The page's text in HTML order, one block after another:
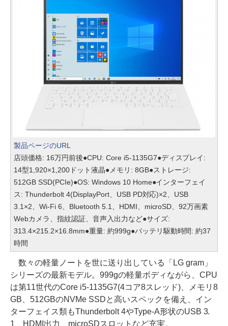
製品ページのURL
店頭価格: 16万円前後●CPU: Core i5-1135G7●ディスプレイ:
14型1,920×1,200ドット液晶●メモリ: 8GB●ストレージ:
512GB SSD(PCIe)●OS: Windows 10 Home●インターフェイ
ス: Thunderbolt 4(DisplayPort、USB PD対応)×2、USB
3.1×2、Wi-Fi 6、Bluetooth 5.1、HDMI、microSD、92万画素
Webカメラ、指紋認証、音声入出力など●サイズ:
313.4×215.2×16.8mm●重量: 約999g●バッテリ駆動時間: 約37
時間
数々の軽量ノートを世に送り出している「LG gram」
シリーズの最新モデル。999gの軽量ボディながら、CPU
は第11世代のCore i5-1135G7(4コア8スレッド)、メモリ8
GB、512GBのNVMe SSDと高いスペックを備え、イン
ターフェイス類もThunderbolt 4やType-A形状のUSB 3.
1、HDMI出力、microSDスロットなど充実。